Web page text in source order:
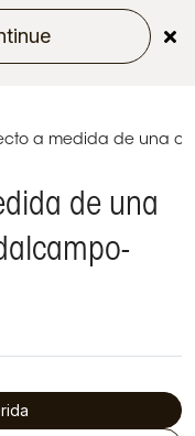
a medida de una
de una